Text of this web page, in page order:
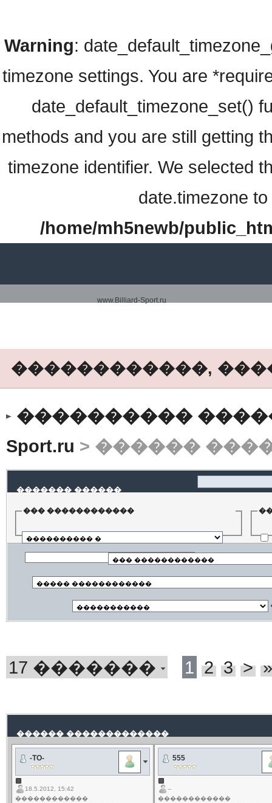
Warning:
timezone settings. You are
date_default_timezone_set()
methods and you are still getting
timezone identifier. We selected
date.timezone
/home/mh5newb/
www.Billiard-Sport.ru
������������,
���������� �����
Sport.ru > ������
������� ������
��� ������������
17 ������� 1 2 3 > »
������ �������������
-TO-
18.5.2012, 15:42
������������
555
--
������������